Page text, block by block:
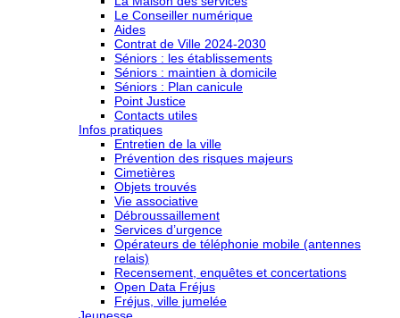
Le Conseiller numérique
Aides
Contrat de Ville 2024-2030
Séniors : les établissements
Séniors : maintien à domicile
Séniors : Plan canicule
Point Justice
Contacts utiles
Infos pratiques
Entretien de la ville
Prévention des risques majeurs
Cimetières
Objets trouvés
Vie associative
Débroussaillement
Services d’urgence
Opérateurs de téléphonie mobile (antennes
relais)
Recensement, enquêtes et concertations
Open Data Fréjus
Fréjus, ville jumelée